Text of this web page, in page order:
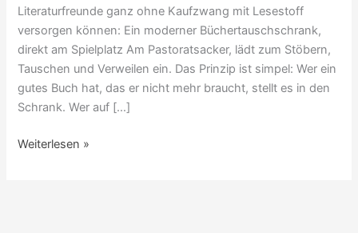
Literaturfreunde ganz ohne Kaufzwang mit Lesestoff
versorgen können: Ein moderner Büchertauschschrank,
direkt am Spielplatz Am Pastoratsacker, lädt zum Stöbern,
Tauschen und Verweilen ein. Das Prinzip ist simpel: Wer ein
gutes Buch hat, das er nicht mehr braucht, stellt es in den
Schrank. Wer auf […]
Weiterlesen »